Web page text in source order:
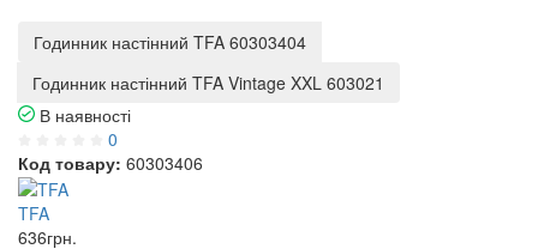
Годинник настінний TFA 60303404
Годинник настінний TFA Vintage XXL 603021
В наявності
0
Код товару: 60303406
TFA
636грн.